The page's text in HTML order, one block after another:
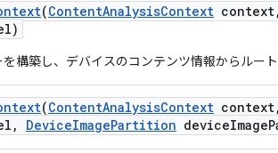
(ContentAnalysisContext context,
構築し、デバイスのコンテンツ情報からルー
(ContentAnalysisContext context,
, DeviceImagePartition deviceImage